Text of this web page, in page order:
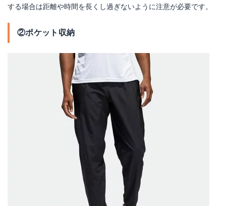
する場合は距離や時間を長くし過ぎないように注意が必要です。
②ポケット収納